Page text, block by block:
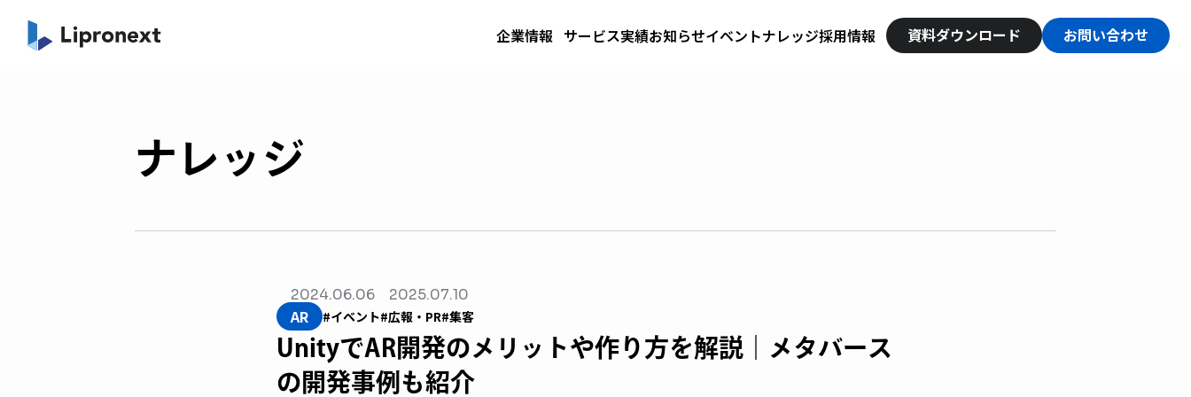
企業情報 サービス実績お知らせイベントナレッジ採用情報 資料ダウンロード お問い合わせ
ナレッジ
2024.06.06 2025.07.10
AR #イベント#広報・PR#集客
UnityでAR開発のメリットや作り方を解説｜メタバース
の開発事例も紹介